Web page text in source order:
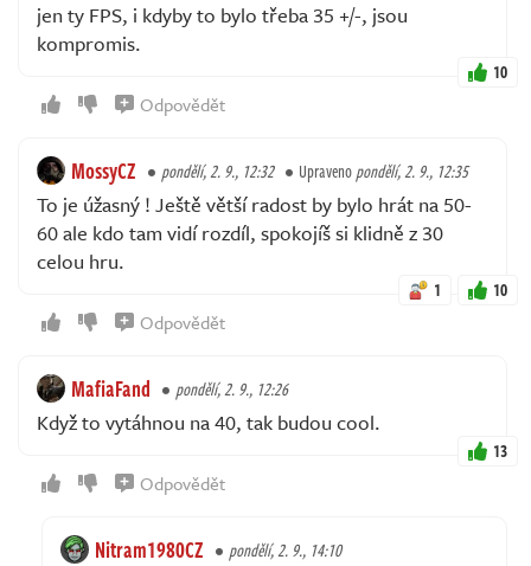
jen ty FPS, i kdyby to bylo třeba 35 +/-, jsou
kompromis.
10
Odpovědět
MossyCZ pondělí, 2. 9., 12:32 Upravenopondělí, 2. 9., 12:35
To je úžasný ! Ještě větší radost by bylo hrát na 50-
60 ale kdo tam vidí rozdíl, spokojíš si klidně z 30
celou hru.
1 10
Odpovědět
MafiaFand pondělí, 2. 9., 12:26
Když to vytáhnou na 40, tak budou cool.
13
Odpovědět
Nitram1980CZ pondělí, 2. 9., 14:10